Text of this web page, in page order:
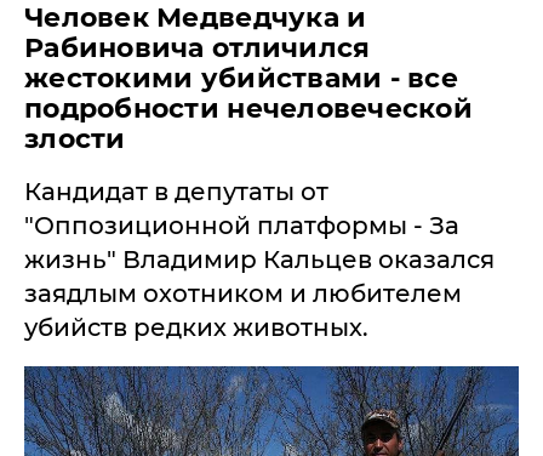
​Человек Медведчука и
Рабиновича отличился
жестокими убийствами - все
подробности нечеловеческой
злости
Кандидат в депутаты от
"Оппозиционной платформы - За
жизнь" Владимир Кальцев оказался
заядлым охотником и любителем
убийств редких животных.